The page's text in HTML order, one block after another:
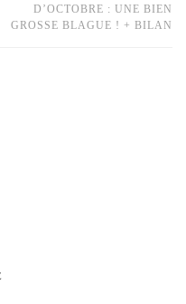
D’OCTOBRE : UNE BIEN
GROSSE BLAGUE ! + BILAN